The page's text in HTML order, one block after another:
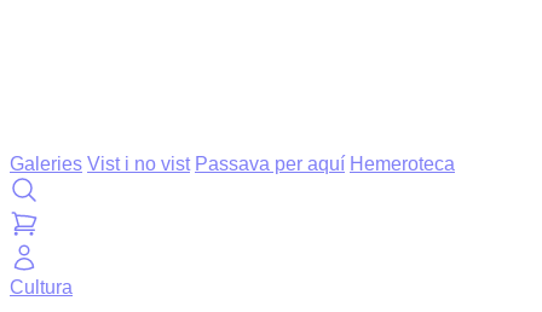
Galeries Vist i no vist Passava per aquí Hemeroteca
Cultura